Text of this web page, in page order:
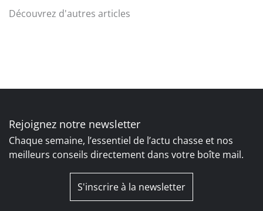
Découvrez d'autres articles
Rejoignez notre newsletter
Chaque semaine, l’essentiel de l’actu chasse et nos
meilleurs conseils directement dans votre boîte mail.
S'inscrire à la newsletter